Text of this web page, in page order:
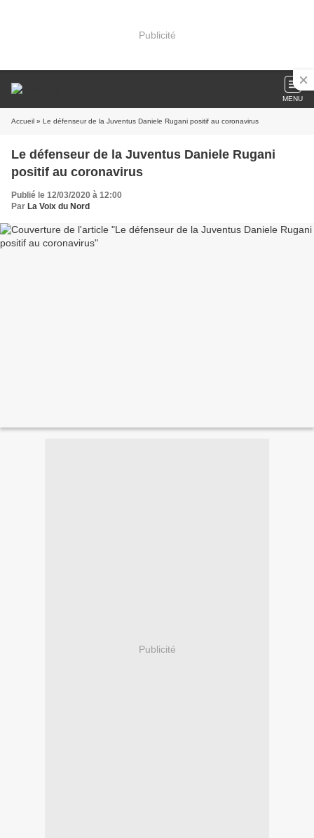
Publicité
MENU
Accueil » Le défenseur de la Juventus Daniele Rugani positif au coronavirus
Le défenseur de la Juventus Daniele Rugani
positif au coronavirus
Publié le 12/03/2020 à 12:00
Par La Voix du Nord
Publicité